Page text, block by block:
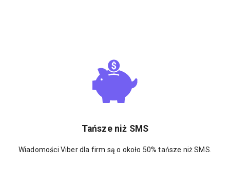
Tańsze niż SMS
Wiadomości Viber dla firm są o około 50% tańsze niż SMS.